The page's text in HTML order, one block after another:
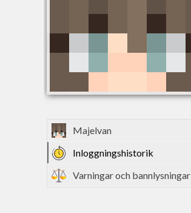
Majelvan
Inloggningshistorik
Varningar och bannlysningar